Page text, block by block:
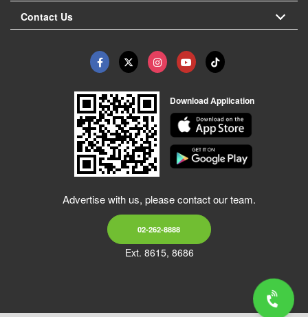
Contact Us
Download Application
Advertise with us, please contact our team.
02-262-8888
Ext. 8615, 8686